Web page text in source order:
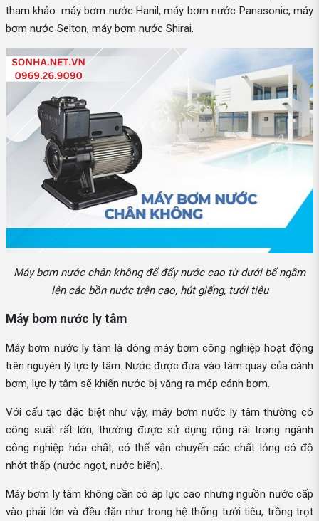
tham khảo: máy bơm nước Hanil, máy bơm nước Panasonic, máy
bơm nước Selton, máy bơm nước Shirai.
Máy bơm nước chân không để đẩy nước cao từ dưới bể ngầm
lên các bồn nước trên cao, hút giếng, tưới tiêu
Máy bơm nước ly tâm
Máy bơm nước ly tâm là dòng máy bơm công nghiệp hoạt động
trên nguyên lý lực ly tâm. Nước được đưa vào tâm quay của cánh
bơm, lực ly tâm sẽ khiến nước bị văng ra mép cánh bơm.
Với cấu tạo đặc biệt như vậy, máy bơm nước ly tâm thường có
công suất rất lớn, thường được sử dụng rộng rãi trong ngành
công nghiệp hóa chất, có thể vận chuyển các chất lỏng có độ
nhớt thấp (nước ngọt, nước biển).
Máy bơm ly tâm không cần có áp lực cao nhưng nguồn nước cấp
vào phải lớn và đều đặn như trong hệ thống tưới tiêu, trồng trọt